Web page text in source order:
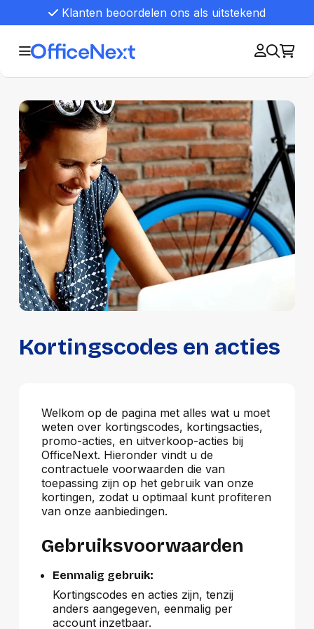
Klanten beoordelen ons als uitstekend
Kortingscodes en acties
Welkom op de pagina met alles wat u moet
weten over kortingscodes, kortingsacties,
promo-acties, en uitverkoop-acties bij
OfficeNext. Hieronder vindt u de
contractuele voorwaarden die van
toepassing zijn op het gebruik van onze
kortingen, zodat u optimaal kunt profiteren
van onze aanbiedingen.
Gebruiksvoorwaarden
Eenmalig gebruik:
Kortingscodes en acties zijn, tenzij
anders aangegeven, eenmalig per
account inzetbaar.